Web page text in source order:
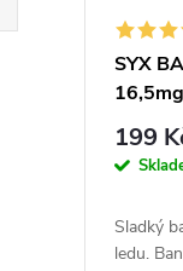
SYX
16,5mg
199
Sladký
ledu.